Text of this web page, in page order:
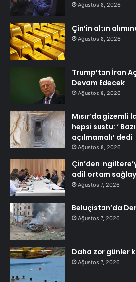
Ağustos 8, 2026
Çin’in altın
Ağustos 8, 2026
Trump’tan İran
Devam Edecek
Ağustos 8, 2026
Mısır’da
hepsi sustu: ‘
açılmamalı’ dedi
Ağustos 8, 2026
Çin’den
adil ortam
Ağustos 7, 2026
Beluçistan’da
Ağustos 7, 2026
Daha zor günler
Ağustos 7, 2026